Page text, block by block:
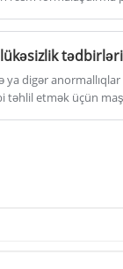
tədbirləri
ya digər
təhlil etmək üçün